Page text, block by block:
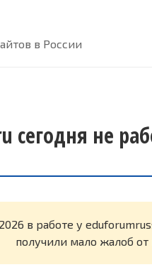
в России
сегодня не
2026 в работе у
получили мало жалоб от